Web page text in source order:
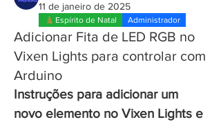
11 de janeiro de 2025
Espírito de Natal Administrador
Adicionar Fita de LED RGB no
Vixen Lights para controlar com
Arduino
Instruções para adicionar um
novo elemento no Vixen Lights e